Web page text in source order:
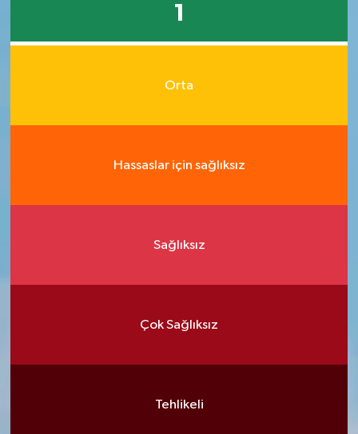
1
Orta
Hassaslar için sağlıksız
Sağlıksız
Çok Sağlıksız
Tehlikeli